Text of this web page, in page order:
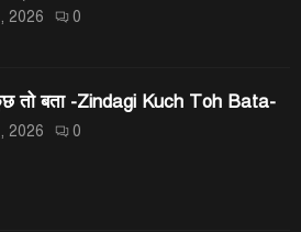
2026 0
तो बता -Zindagi Kuch Toh Bata-
2026 0